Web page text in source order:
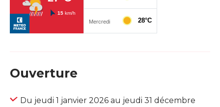
Ouverture
Du jeudi 1 janvier 2026 au jeudi 31 décembre